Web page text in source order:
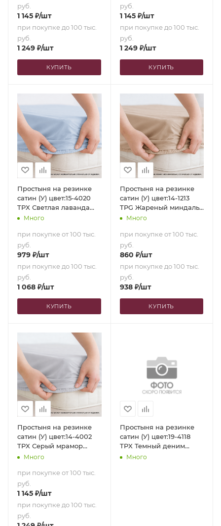
руб.
1 145 ₽/шт
при покупке до 100 тыс.
руб.
1 249 ₽/шт
КУПИТЬ
руб.
1 145₽/шт
при покупке до 100 тыс.
руб.
1 249₽/шт
КУПИТЬ
Простыня на резинке
сатин (У) цвет:15-4020
TPX Светлая лаванда
(140х200х35)
Много
при покупке от 100 тыс.
руб.
979 ₽/шт
при покупке до 100 тыс.
руб.
1 068 ₽/шт
КУПИТЬ
Простыня на резинке
сатин (У) цвет:14-1213
TPG Жареный миндаль
(90х200х35)
Много
при покупке от 100 тыс.
руб.
860 ₽/шт
при покупке до 100 тыс.
руб.
938₽/шт
КУПИТЬ
Простыня на резинке
сатин (У) цвет:14-4002
TPX Серый мрамор
(160х200х35)
Много
при покупке от 100 тыс.
руб.
1 145 ₽/шт
при покупке до 100 тыс.
руб.
Простыня на резинке
сатин (У) цвет:19-4118
TPX Темный деним
(140х200х35)
Много